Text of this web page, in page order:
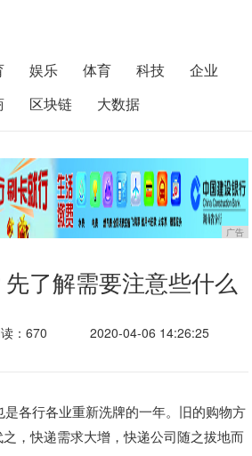
娱乐 体育 科技
企业
区块链 大数据
广告
了解需要注意些什么
：670 2020-04-06 14:26:25
各行各业重新洗牌的一年。旧的购物方
，快递需求大增，快递公司随之拔地而